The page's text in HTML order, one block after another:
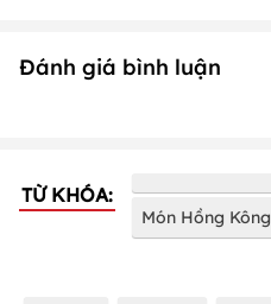
Đánh giá bình luận
TỪ KHÓA:
Món Hồng Kông